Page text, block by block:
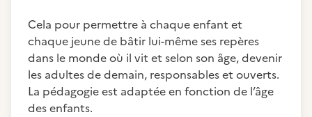
Cela pour permettre à chaque enfant et
chaque jeune de bâtir lui-même ses repères
dans le monde où il vit et selon son âge, devenir
les adultes de demain, responsables et ouverts.
La pédagogie est adaptée en fonction de l’âge
des enfants.